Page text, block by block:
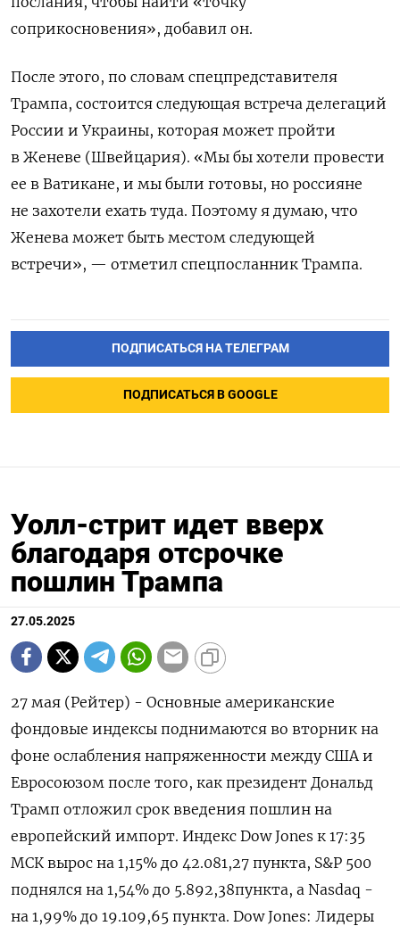
соприкосновения», добавил он.
После этого, по словам спецпредставителя
Трампа, состоится следующая встреча делегаций
России и Украины, которая может пройти
в Женеве (Швейцария). «Мы бы хотели провести
ее в Ватикане, и мы были готовы, но россияне
не захотели ехать туда. Поэтому я думаю, что
Женева может быть местом следующей
встречи», — отметил спецпосланник Трампа.
ПОДПИСАТЬСЯ НА ТЕЛЕГРАМ
ПОДПИСАТЬСЯ В GOOGLE
Уолл-стрит идет вверх
благодаря отсрочке
пошлин Трампа
27.05.2025
27 мая (Рейтер) - Основные американские
фондовые индексы поднимаются во вторник на
фоне ослабления напряженности между США и
Евросоюзом после того, как президент Дональд
Трамп отложил срок введения пошлин на
европейский импорт. Индекс Dow Jones к 17:35
МСК вырос на 1,15% до 42.081,27 пункта, S&P 500
поднялся на 1,54% до 5.892,38​ пункта, а Nasdaq -
на 1,99% до 19.109,65 пункта. Dow Jones: Лидеры